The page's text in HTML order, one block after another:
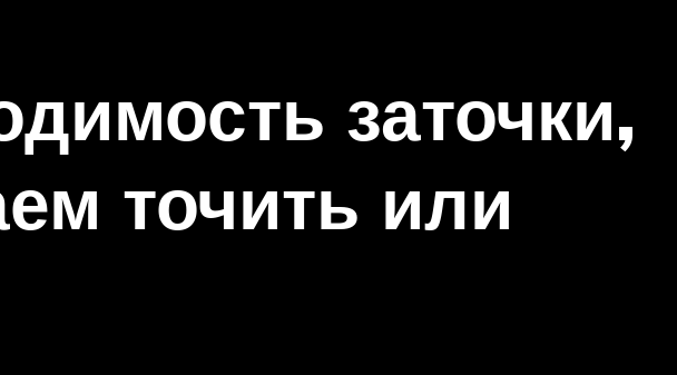
заточки,
точить или